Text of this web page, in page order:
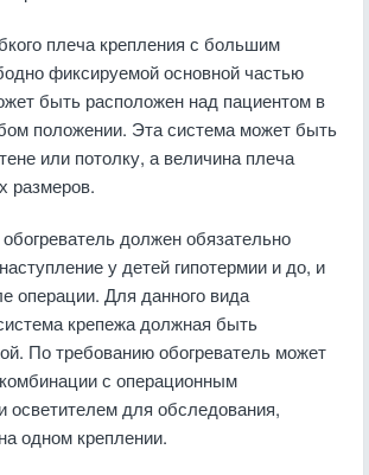
плеча крепления с большим
фиксируемой основной частью
быть расположен над пациентом в
положении. Эта система может быть
или потолку, а величина плеча
размеров.
должен обязательно
у детей гипотермии и до, и
операции. Для данного вида
крепежа должная быть
По требованию обогреватель может
с операционным
осветителем для обследования,
одном креплении.